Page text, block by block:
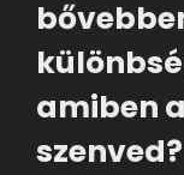
amiben
szenved?